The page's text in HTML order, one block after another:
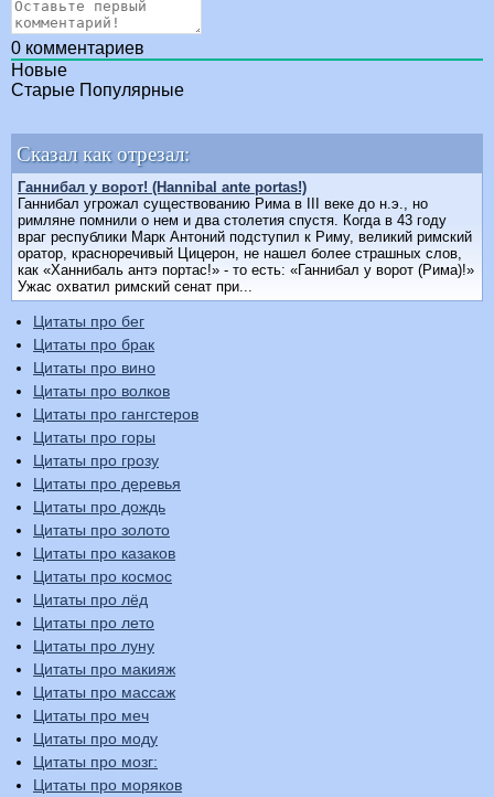
0 комментариев
Новые
Старые Популярные
Сказал как отрезал:
Ганнибал у ворот! (Hannibal ante portas!)
Ганнибал угрожал существованию Рима в III веке до н.э., но
римляне помнили о нем и два столетия спустя. Когда в 43 году
враг республики Марк Антоний подступил к Риму, великий римский
оратор, красноречивый Цицерон, не нашел более страшных слов,
как «Ханнибаль антэ портас!» - то есть: «Ганнибал у ворот (Рима)!»
Ужас охватил римский сенат при...
Цитаты про бег
Цитаты про брак
Цитаты про вино
Цитаты про волков
Цитаты про гангстеров
Цитаты про горы
Цитаты про грозу
Цитаты про деревья
Цитаты про дождь
Цитаты про золото
Цитаты про казаков
Цитаты про космос
Цитаты про лёд
Цитаты про лето
Цитаты про луну
Цитаты про макияж
Цитаты про массаж
Цитаты про меч
Цитаты про моду
Цитаты про мозг:
Цитаты про моряков